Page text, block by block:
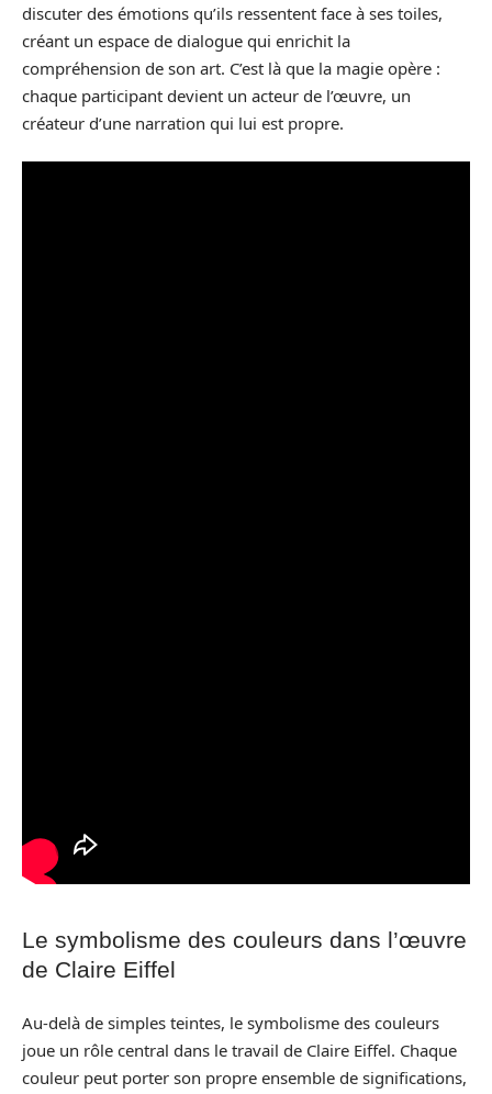
discuter des émotions qu’ils ressentent face à ses toiles,
créant un espace de dialogue qui enrichit la
compréhension de son art. C’est là que la magie opère :
chaque participant devient un acteur de l’œuvre, un
créateur d’une narration qui lui est propre.
Le symbolisme des couleurs dans l’œuvre
de Claire Eiffel
Au-delà de simples teintes, le symbolisme des couleurs
joue un rôle central dans le travail de Claire Eiffel. Chaque
couleur peut porter son propre ensemble de significations,